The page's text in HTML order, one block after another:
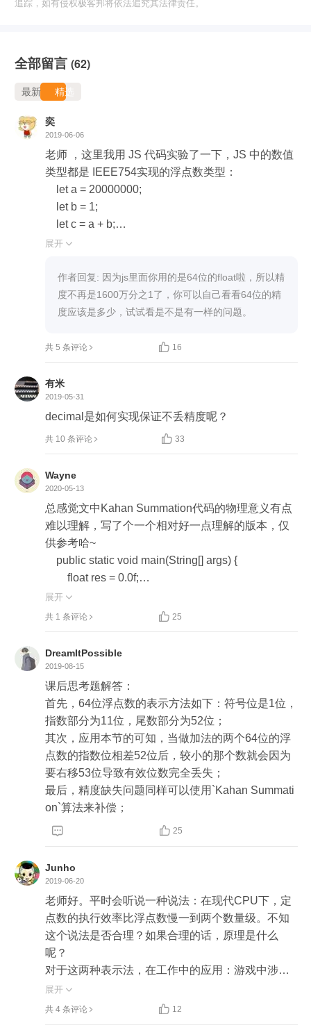
追踪，如有侵权极客邦将依法追究其法律责任。
全部留言 (62)
最新 精选
奕
2019-06-06
老师 ，这里我用 JS 代码实验了一下，JS 中的数值
类型都是 IEEE754实现的浮点数类型：
    let a = 20000000;
    let b = 1;
    let c = a + b;
    console.log("c is " + c);
    console.log("d is " + d);
输出是：
// "c is 20000001"
let result = 0;
for (let j = 0; j < 20000000; j++) {
  result ++;
};
这里都是正确的，是 自己实现了 Kahan Summation
算法吗 ？ 还是其他的原因？
展开 
作者回复: 因为js里面你用的是64位的float啦，所以精
度不再是1600万分之1了，你可以自己看看64位的精
度应该是多少，试试看是不是有一样的问题。
共 5 条评论  16
有米
2019-05-31
decimal是如何实现保证不丢精度呢？
共 10 条评论  33
Wayne
2020-05-13
总感觉文中Kahan Summation代码的物理意义有点
难以理解，写了个一个相对好一点理解的版本，仅
供参考哈~
    public static void main(String[] args) {
        float res = 0.0f;
        float remain = 0.0f;
        for (int i = 0; i < 20000000; i++) {
            float needToAdd = cur + remain;
            float nextRes = res + needToAdd;
            remain = needToAdd - (nextRes - res);
            res = nextRes;
        }
        System.out.println(res);
    }
展开 
共 1 条评论  25
DreamItPossible
2019-08-15
课后思考题解答：
首先，64位浮点数的表示方法如下：符号位是1位，
指数部分为11位，尾数部分为52位；
其次，应用本节的可知，当做加法的两个64位的浮
点数的指数位相差52位后，较小的那个数就会因为
要右移53位导致有效位数完全丢失；
最后，精度缺失问题同样可以使用`Kahan Summati
on`算法来补偿；
  25
Junho
2019-06-20
老师好。平时会听说一种说法：在现代CPU下，定
点数的执行效率比浮点数慢一到两个数量级。不知
这个说法是否合理？如果合理的话，原理是什么
呢？
对于这两种表示法，在工作中的应用：游戏中涉及
要求计算一致性的场合，如王者荣耀的网络同步方
案。
展开 
共 4 条评论  12